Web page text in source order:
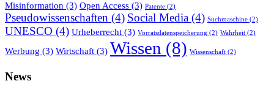
Misinformation (3) Open Access (3) Patente (2)
Pseudowissenschaften (4) Social Media (4) Suchmaschine (2)
UNESCO (4) Urheberrecht (3) Vorratsdatenspeicherung (2) Wahrheit (2)
Werbung (3) Wirtschaft (3) Wissen (8) Wissenschaft (2)
News